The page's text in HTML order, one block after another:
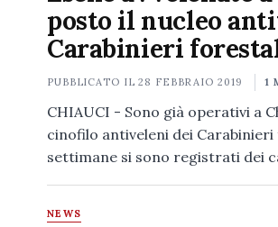
posto il nucleo
Carabinieri
PUBBLICATO IL28 FEBBRAIO 2019 1
CHIAUCI - Sono già operativi a
cinofilo antiveleni dei
settimane si sono registrati dei
NEWS